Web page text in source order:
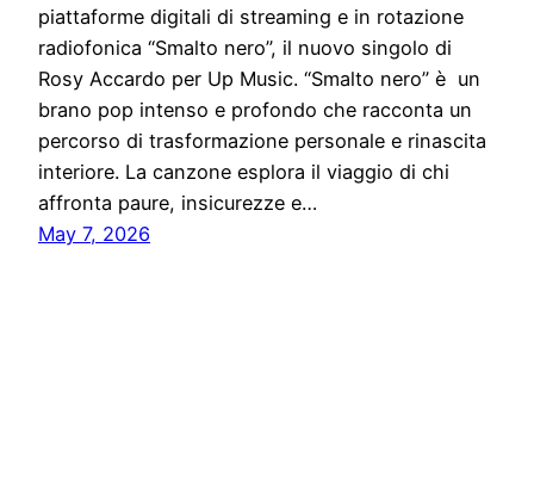
piattaforme digitali di streaming e in rotazione
radiofonica “Smalto nero”, il nuovo singolo di
Rosy Accardo per Up Music. “Smalto nero” è un
brano pop intenso e profondo che racconta un
percorso di trasformazione personale e rinascita
interiore. La canzone esplora il viaggio di chi
affronta paure, insicurezze e…
May 7, 2026